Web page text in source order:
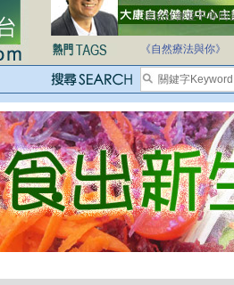
自家教育合法化-
《自然療法與你》